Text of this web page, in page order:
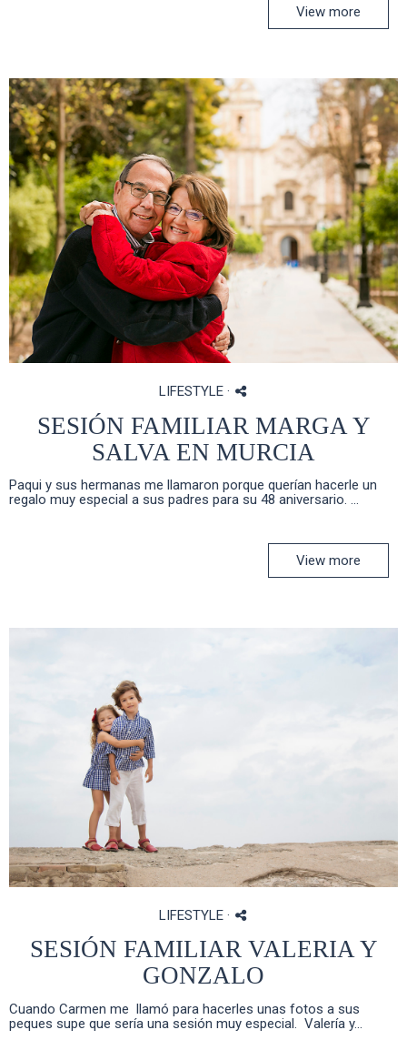
View more
LIFESTYLE ·
SESIÓN FAMILIAR MARGA Y
SALVA EN MURCIA
Paqui y sus hermanas me llamaron porque querían hacerle un
regalo muy especial a sus padres para su 48 aniversario. ...
View more
LIFESTYLE ·
SESIÓN FAMILIAR VALERIA Y
GONZALO
Cuando Carmen me llamó para hacerles unas fotos a sus
peques supe que sería una sesión muy especial. Valería y...